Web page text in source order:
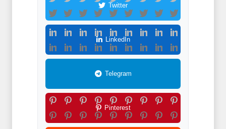
Twitter
LinkedIn
Telegram
Pinterest